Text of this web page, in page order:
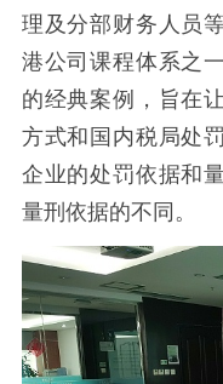
理及分部财务人员
港公司课程体系之一
的经典案例，旨在
方式和国内税局处
企业的处罚依据和
量刑依据的不同。